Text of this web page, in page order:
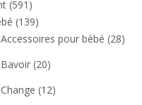
(591)
(139)
Accessoires pour bébé (28)
Bavoir (20)
Change (12)